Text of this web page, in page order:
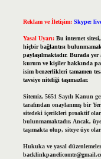
Reklam ve İletişim: Skype:
Yasal Uyarı: Bu internet
hiçbir bağlantısı
paylaşılmaktadır. Burada
kurum ve kişiler hakkında
isim benzerlikleri tamamen
tavsiye niteliği taşımazlar.
Sitemiz, 5651 Sayılı Kanun
tarafından onaylanmış bir
sitedeki içerikleri proaktif
bulunmamaktadır. Ancak,
taşımakta olup, siteye üye
Hukuka ve yasal